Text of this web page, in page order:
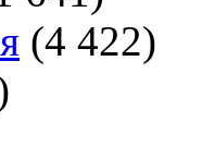
(4 422)